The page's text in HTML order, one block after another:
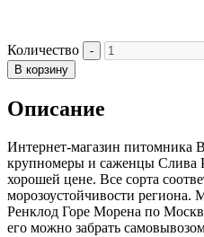
Количество
В корзину
Описание
Интернет-магазин питомника
крупномеры и саженцы Слива
хорошей цене. Все сорта
морозоустойчивости
Ренклод Горе Морена по
его можно забрать